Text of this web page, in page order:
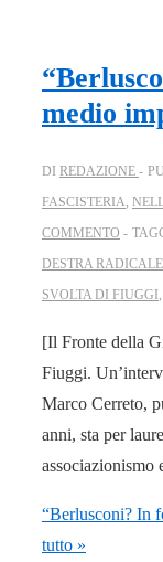
medio
DI REDAZIONE
FASCISTERIA,
COMMENTO
DESTRA RADICALE
SVOLTA DI FIUGGI ,
[Il Fronte della
Fiuggi.
Marco Cerreto,
anni, sta per
“Berlusconi? In
tutto »